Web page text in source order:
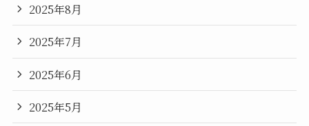
2025年8月
2025年7月
2025年6月
2025年5月